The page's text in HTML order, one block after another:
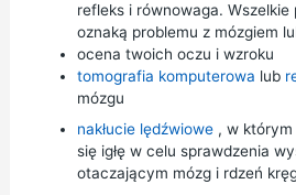
refleks i równowaga.
oznaką problemu z mózgiem
ocena twoich oczu i wzroku
tomografia komputerowa lub
mózgu
nakłucie lędźwiowe, w którym
się igłę w celu sprawdzenia
otaczającym mózg i rdzeń